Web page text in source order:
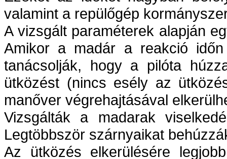
valamint a repülőgép
A vizsgált paraméterek alapján
Amikor a madár a reakció
tanácsolják, hogy a pilóta
ütközést (nincs esély az
manőver végrehajtásával
Vizsgálták a madarak
Legtöbbször szárnyaikat
Az ütközés elkerülésére